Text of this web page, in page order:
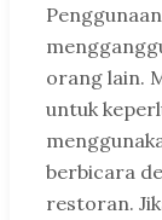
orang lain.
untuk
berbicara
restoran.